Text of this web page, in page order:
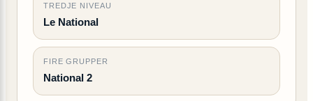
TREDJE NIVEAU
Le National
FIRE GRUPPER
National 2